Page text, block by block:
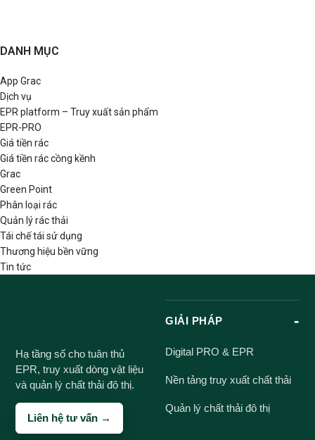
DANH MỤC
App Grac
Dịch vụ
EPR platform – Truy xuất sản phẩm
EPR-PRO
Giá tiền rác
Giá tiền rác cồng kềnh
Grac
Green Point
Phân loại rác
Quản lý rác thải
Tái chế tái sử dụng
Thương hiệu bền vững
Tin tức
Hạ tầng số cho tuân thủ
EPR, truy xuất dòng vật liệu
và quản lý chất thải đô thị.
Liên hệ tư vấn →
GIẢI PHÁP
Digital PRO & EPR
Nền tảng truy xuất chất thải
Quản lý chất thải đô thị